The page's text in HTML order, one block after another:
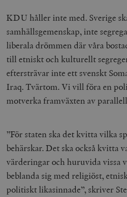
KDU håller inte med. Sverige
samhällsgemenskap, inte
liberala drömmen där våra
till etniskt och kulturellt
eftersträvar inte ett svenskt
Iraq. Tvärtom. Vi vill föra en
motverka framväxten av
”För staten ska det kvitta vilka
behärskar. Det ska också kvitta
värderingar och huruvida vissa
beblanda sig med religiöst,
politiskt likasinnade”, skriver